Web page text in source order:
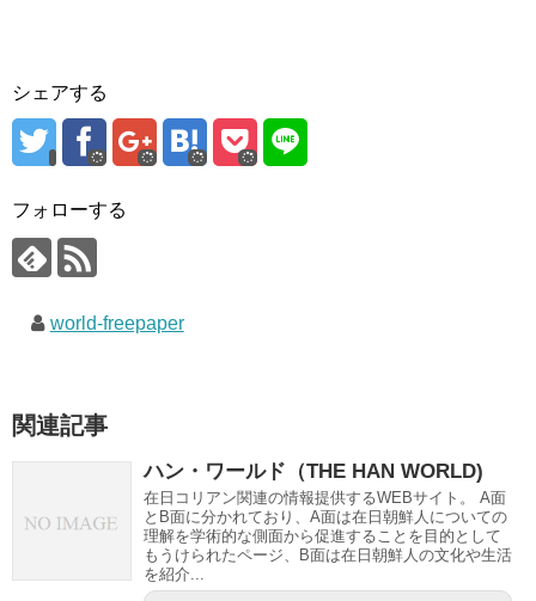
シェアする
フォローする
world-freepaper
関連記事
ハン・ワールド（THE HAN WORLD)
在日コリアン関連の情報提供するWEBサイト。 A面
とB面に分かれており、A面は在日朝鮮人についての
理解を学術的な側面から促進することを目的として
もうけられたページ、B面は在日朝鮮人の文化や生活
を紹介...